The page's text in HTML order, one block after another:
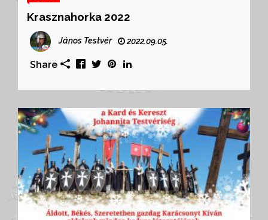
Krasznahorka 2022
János Testvér 2022.09.05.
Share